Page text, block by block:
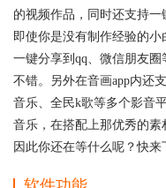
的视频作品，同时还支持一
即使你是没有制作经验的
一键分享到qq、微信朋友
不错。另外在音画app内还
音乐、全民k歌等多个影音
音乐，在搭配上那优秀的素
因此你还在等什么呢？快来